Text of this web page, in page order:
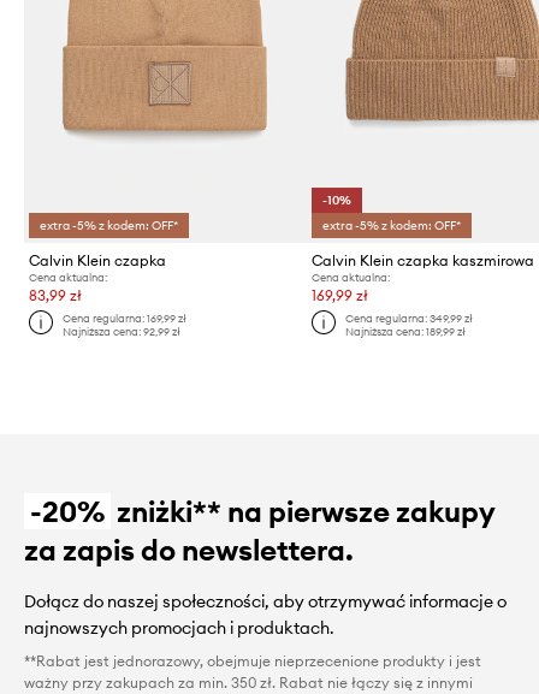
extra -5% z kodem: OFF*
Calvin Klein czapka
Cena aktualna:
83,99 zł
Cena regularna:169,99 zł
Najniższa cena:92,99 zł
-10%
extra -5% z kodem: OFF*
Calvin Klein czapka kaszmirowa
Cena aktualna:
169,99 zł
Cena regularna: 349,99 zł
Najniższa cena: 189,99 zł
-20% zniżki** na pierwsze zakupy
za zapis do newslettera.
Dołącz do naszej społeczności, aby otrzymywać informacje o
najnowszych promocjach i produktach.
**Rabat jest jednorazowy, obejmuje nieprzecenione produkty i jest
ważny przy zakupach za min. 350 zł. Rabat nie łączy się z innymi